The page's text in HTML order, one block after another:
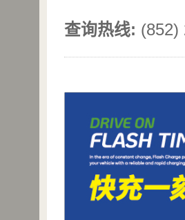
查询热线: (852)